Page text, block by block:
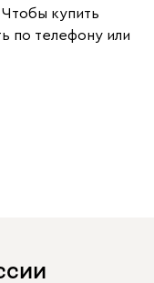
купить
по телефону или